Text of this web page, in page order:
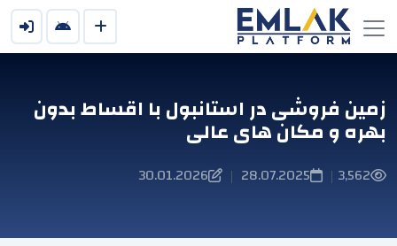
زمین فروشی در استانبول با اقساط بدون
بهره و مکان های عالی
3,562
|
28.07.2025
|
30.01.2026